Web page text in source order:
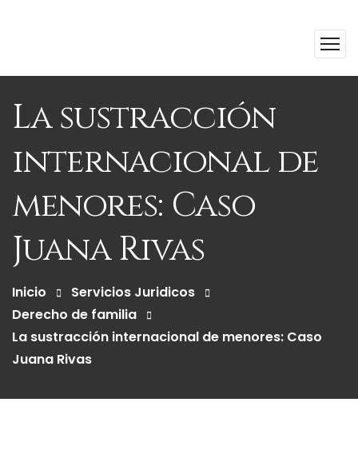
La sustracción
internacional de
menores: Caso
Juana Rivas
Inicio
Servicios Juridicos
Derecho de familia
La sustracción internacional de menores: Caso
Juana Rivas